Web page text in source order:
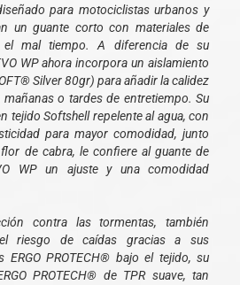
para motociclistas urbanos y
un guante corto con materiales de
el mal tiempo. A diferencia de su
WP ahora incorpora un aislamiento
Silver 80gr) para añadir la calidez
o tardes de entretiempo. Su
tejido Softshell repelente al agua, con
para mayor comodidad, junto
de cabra, le confiere al guante de
WP un ajuste y una comodidad
contra las tormentas, también
riesgo de caídas gracias a sus
ERGO PROTECH® bajo el tejido, su
PROTECH® de TPR suave, tan